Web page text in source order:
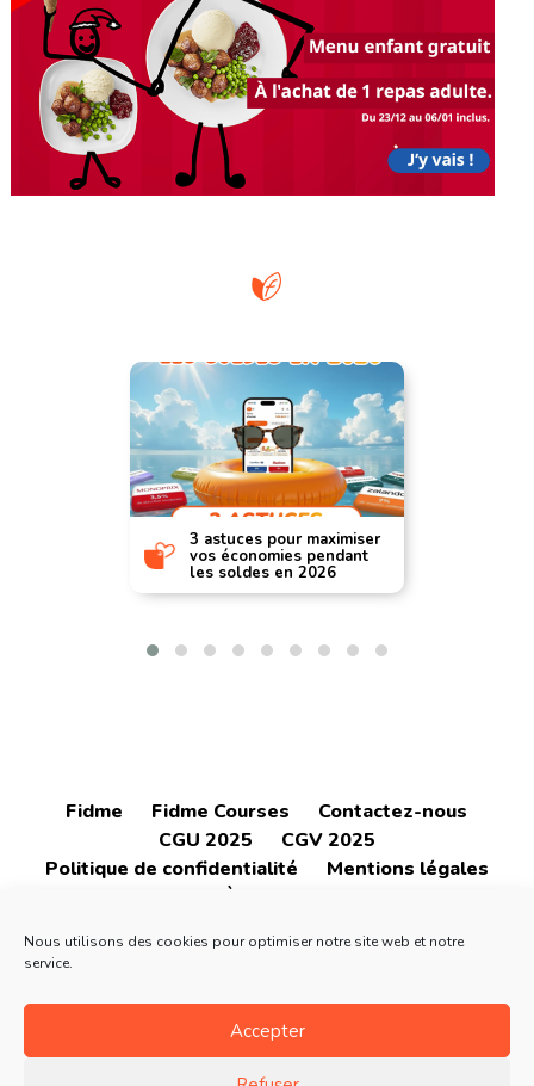
Nous utilisons des cookies pour optimiser notre site web et notre
service.
Accepter
3 astuces pour maximiser
vos économies pendant
les soldes en 2026
Fidme Fidme Courses
Contactez-nous
CGU 2025
CGV 2025
Politique de confidentialité
Mentions légales
À propos
4.6 4.6